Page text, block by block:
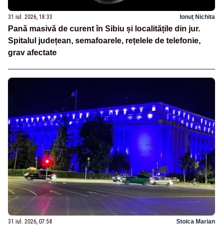
31 iul. 2026, 18:33 Ionuț Nichita
Pană masivă de curent în Sibiu și localitățile din jur.
Spitalul județean, semafoarele, rețelele de telefonie,
grav afectate
31 iul. 2026, 07:58 Stoica Marian